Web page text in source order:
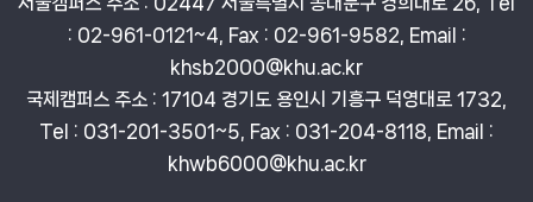
: 02-961-0121~4, Fax : 02-961-9582, Email :
khsb2000@khu.ac.kr
국제캠퍼스 주소 : 17104 경기도 용인시 기흥구 덕영대로 1732,
Tel : 031-201-3501~5, Fax : 031-204-8118, Email :
khwb6000@khu.ac.kr